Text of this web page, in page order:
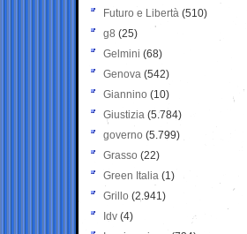
Futuro e Libertà (510)
g8 (25)
Gelmini (68)
Genova (542)
Giannino (10)
Giustizia (5.784)
governo (5.799)
Grasso (22)
Green Italia (1)
Grillo (2.941)
Idv (4)